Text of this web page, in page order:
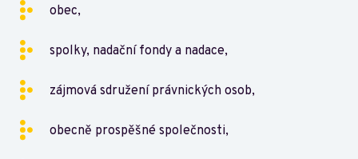
obec,
spolky, nadační fondy a nadace,
zájmová sdružení právnických osob,
obecně prospěšné společnosti,